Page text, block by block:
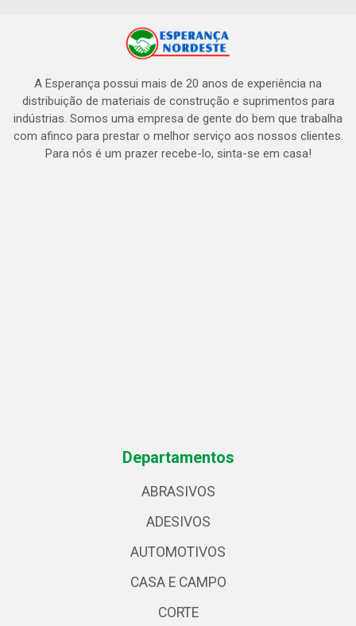
A Esperança possui mais de 20 anos de experiência na
distribuição de materiais de construção e suprimentos para
indústrias. Somos uma empresa de gente do bem que trabalha
com afinco para prestar o melhor serviço aos nossos clientes.
Para nós é um prazer recebe-lo, sinta-se em casa!
Departamentos
ABRASIVOS
ADESIVOS
AUTOMOTIVOS
CASA E CAMPO
CORTE